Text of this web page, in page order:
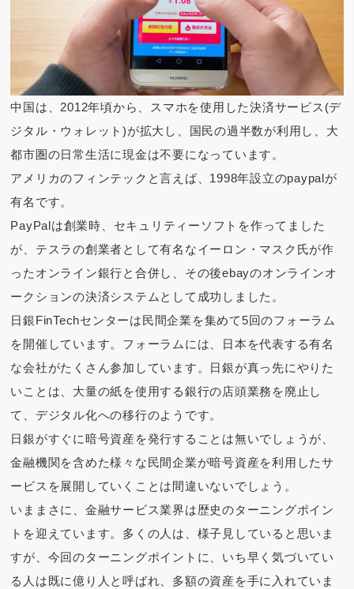
中国は、2012年頃から、スマホを使用した決済サービス(デ
ジタル・ウォレット)が拡大し、国民の過半数が利用し、大
都市圏の日常生活に現金は不要になっています。
アメリカのフィンテックと言えば、1998年設立のpaypalが
有名です。
PayPalは創業時、セキュリティーソフトを作ってました
が、テスラの創業者として有名なイーロン・マスク氏が作
ったオンライン銀行と合併し、その後ebayのオンラインオ
ークションの決済システムとして成功しました。
日銀FinTechセンターは民間企業を集めて5回のフォーラム
を開催しています。フォーラムには、日本を代表する有名
な会社がたくさん参加しています。日銀が真っ先にやりた
いことは、大量の紙を使用する銀行の店頭業務を廃止し
て、デジタル化への移行のようです。
日銀がすぐに暗号資産を発行することは無いでしょうが、
金融機関を含めた様々な民間企業が暗号資産を利用したサ
ービスを展開していくことは間違いないでしょう。
いままさに、金融サービス業界は歴史のターニングポイン
トを迎えています。多くの人は、様子見していると思いま
すが、今回のターニングポイントに、いち早く気づいてい
る人は既に億り人と呼ばれ、多額の資産を手に入れていま